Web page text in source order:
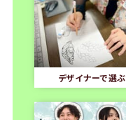
デザイナーで選ぶ